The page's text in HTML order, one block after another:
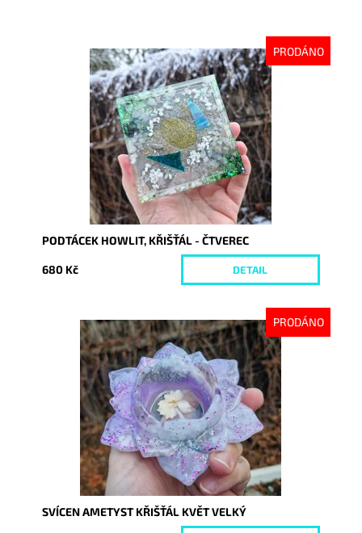
PRODÁNO
Dostupnost:
Vyprodáno
10095
PODTÁCEK HOWLIT, KŘIŠŤÁL - ČTVEREC
680 Kč DETAIL
PRODÁNO
Dostupnost:
Vyprodáno
10015
SVÍCEN AMETYST KŘIŠŤÁL KVĚT VELKÝ